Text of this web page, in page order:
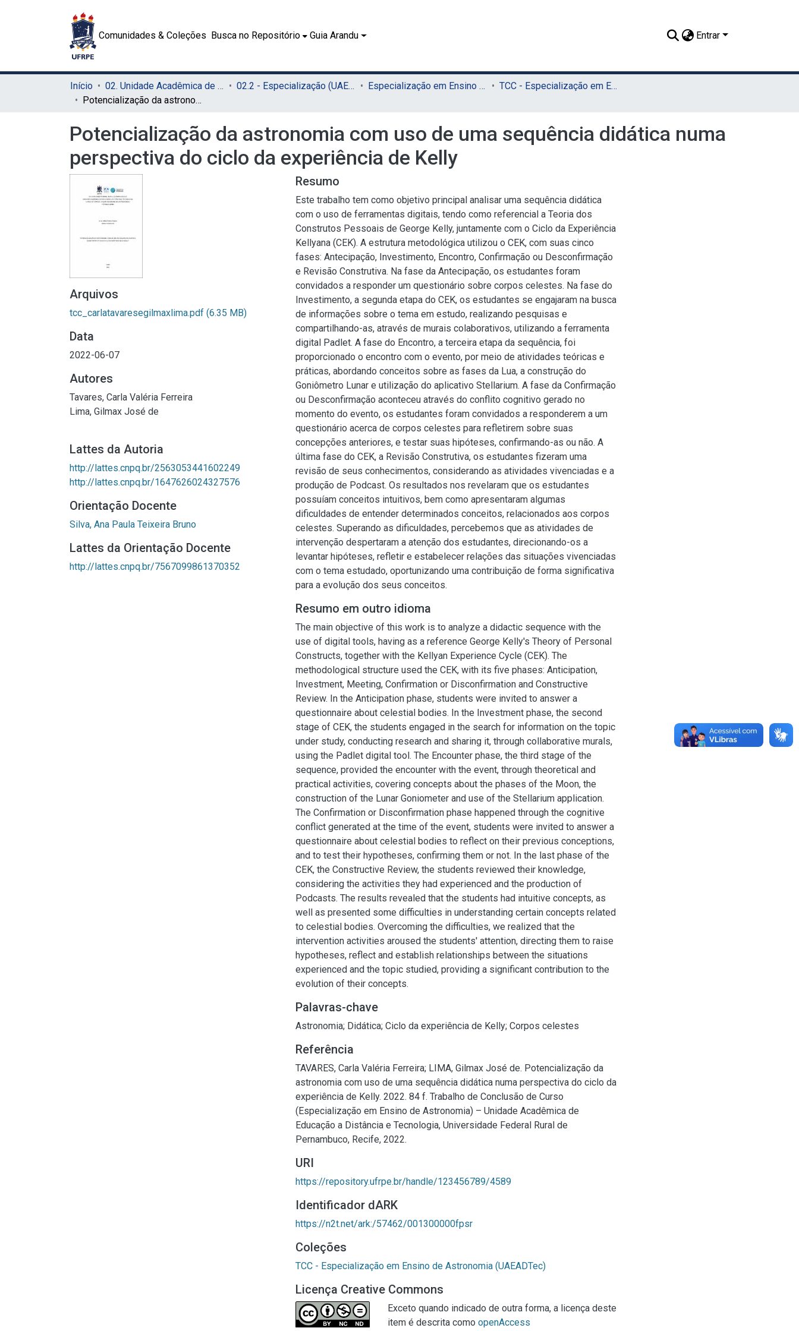
Comunidades & Coleções Busca no Repositório Guia Arandu Entrar
Início 02. Unidade Acadêmica de Educação a Distância e Tecnologia (UAEADTec) 02.2 - Especialização (UAEADTec) Especialização em Ensino de Astronomia (UAEADTec)
TCC - Especialização em Ensino de Astronomia (UAEADTec)
Potencialização da astronomia com uso de uma sequência didática numa perspectiva do ciclo da experiência de Kelly
Potencialização da astronomia com uso de uma sequência didática numa
perspectiva do ciclo da experiência de Kelly
Arquivos
tcc_carlatavaresegilmaxlima.pdf (6.35 MB)
Data
2022-06-07
Autores
Tavares, Carla Valéria Ferreira
Lima, Gilmax José de
Lattes da Autoria
http://lattes.cnpq.br/2563053441602249
http://lattes.cnpq.br/1647626024327576
Orientação Docente
Silva, Ana Paula Teixeira Bruno
Lattes da Orientação Docente
http://lattes.cnpq.br/7567099861370352
Resumo
Este trabalho tem como objetivo principal analisar uma sequência didática
com o uso de ferramentas digitais, tendo como referencial a Teoria dos
Construtos Pessoais de George Kelly, juntamente com o Ciclo da Experiência
Kellyana (CEK). A estrutura metodológica utilizou o CEK, com suas cinco
fases: Antecipação, Investimento, Encontro, Confirmação ou Desconfirmação
e Revisão Construtiva. Na fase da Antecipação, os estudantes foram
convidados a responder um questionário sobre corpos celestes. Na fase do
Investimento, a segunda etapa do CEK, os estudantes se engajaram na busca
de informações sobre o tema em estudo, realizando pesquisas e
compartilhando-as, através de murais colaborativos, utilizando a ferramenta
digital Padlet. A fase do Encontro, a terceira etapa da sequência, foi
proporcionado o encontro com o evento, por meio de atividades teóricas e
práticas, abordando conceitos sobre as fases da Lua, a construção do
Goniômetro Lunar e utilização do aplicativo Stellarium. A fase da Confirmação
ou Desconfirmação aconteceu através do conflito cognitivo gerado no
momento do evento, os estudantes foram convidados a responderem a um
questionário acerca de corpos celestes para refletirem sobre suas
concepções anteriores, e testar suas hipóteses, confirmando-as ou não. A
última fase do CEK, a Revisão Construtiva, os estudantes fizeram uma
revisão de seus conhecimentos, considerando as atividades vivenciadas e a
produção de Podcast. Os resultados nos revelaram que os estudantes
possuíam conceitos intuitivos, bem como apresentaram algumas
dificuldades de entender determinados conceitos, relacionados aos corpos
celestes. Superando as dificuldades, percebemos que as atividades de
intervenção despertaram a atenção dos estudantes, direcionando-os a
levantar hipóteses, refletir e estabelecer relações das situações vivenciadas
com o tema estudado, oportunizando uma contribuição de forma significativa
para a evolução dos seus conceitos.
Resumo em outro idioma
The main objective of this work is to analyze a didactic sequence with the
use of digital tools, having as a reference George Kelly's Theory of Personal
Constructs, together with the Kellyan Experience Cycle (CEK). The
methodological structure used the CEK, with its five phases: Anticipation,
Investment, Meeting, Confirmation or Disconfirmation and Constructive
Review. In the Anticipation phase, students were invited to answer a
questionnaire about celestial bodies. In the Investment phase, the second
stage of CEK, the students engaged in the search for information on the topic
under study, conducting research and sharing it, through collaborative murals,
using the Padlet digital tool. The Encounter phase, the third stage of the
sequence, provided the encounter with the event, through theoretical and
practical activities, covering concepts about the phases of the Moon, the
construction of the Lunar Goniometer and use of the Stellarium application.
The Confirmation or Disconfirmation phase happened through the cognitive
conflict generated at the time of the event, students were invited to answer a
questionnaire about celestial bodies to reflect on their previous conceptions,
and to test their hypotheses, confirming them or not. In the last phase of the
CEK, the Constructive Review, the students reviewed their knowledge,
considering the activities they had experienced and the production of
Podcasts. The results revealed that the students had intuitive concepts, as
well as presented some difficulties in understanding certain concepts related
to celestial bodies. Overcoming the difficulties, we realized that the
intervention activities aroused the students' attention, directing them to raise
hypotheses, reflect and establish relationships between the situations
experienced and the topic studied, providing a significant contribution to the
evolution of their concepts.
Palavras-chave
Astronomia; Didática; Ciclo da experiência de Kelly; Corpos celestes
Referência
TAVARES, Carla Valéria Ferreira; LIMA, Gilmax José de. Potencialização da
astronomia com uso de uma sequência didática numa perspectiva do ciclo da
experiência de Kelly. 2022. 84 f. Trabalho de Conclusão de Curso
(Especialização em Ensino de Astronomia) – Unidade Acadêmica de
Educação a Distância e Tecnologia, Universidade Federal Rural de
Pernambuco, Recife, 2022.
URI
https://repository.ufrpe.br/handle/123456789/4589
Identificador dARK
https://n2t.net/ark:/57462/001300000fpsr
Coleções
TCC - Especialização em Ensino de Astronomia (UAEADTec)
Licença Creative Commons
Exceto quando indicado de outra forma, a licença deste
item é descrita como openAccess